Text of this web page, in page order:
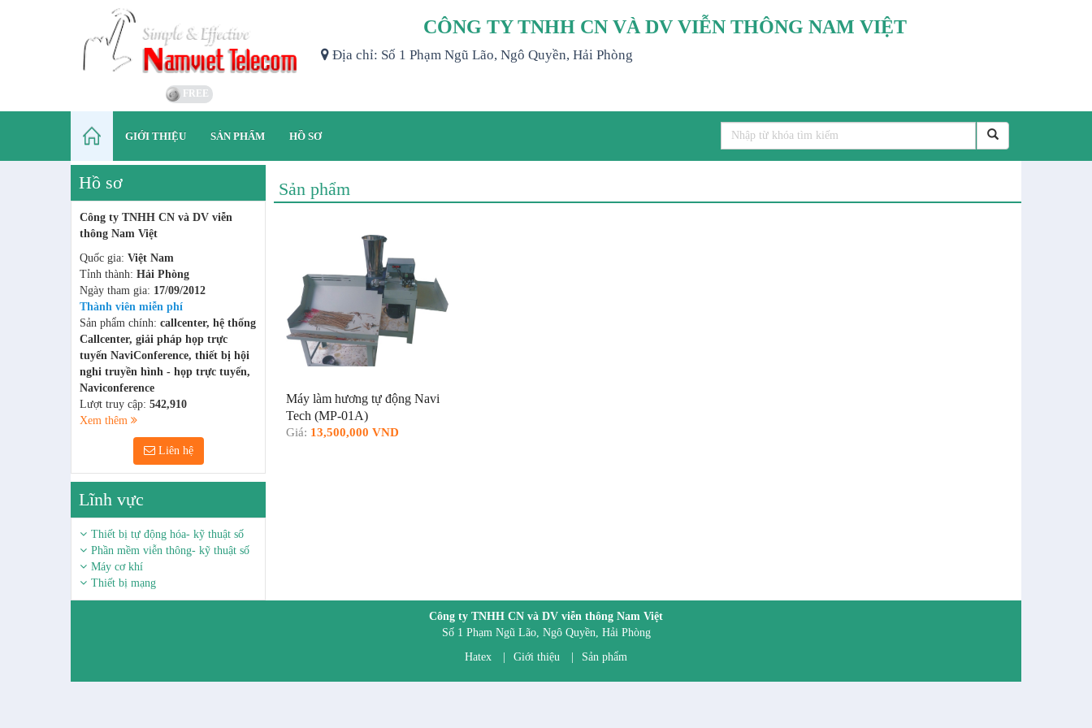
FREE
CÔNG TY TNHH CN VÀ DV VIỄN THÔNG NAM VIỆT
Địa chỉ: Số 1 Phạm Ngũ Lão, Ngô Quyền, Hải Phòng
GIỚI THIỆU SẢN PHẨM HỒ SƠ
Hồ sơ
Công ty TNHH CN và DV viễn
thông Nam Việt
Quốc gia: Việt Nam
Tỉnh thành: Hải Phòng
Ngày tham gia: 17/09/2012
Thành viên miễn phí
Sản phẩm chính: callcenter, hệ thống
Callcenter, giải pháp họp trực
tuyến NaviConference, thiết bị hội
nghi truyền hình - họp trực tuyến,
Naviconference
Lượt truy cập: 542,910
Xem thêm
Liên hệ
Lĩnh vực
Thiết bị tự động hóa- kỹ thuật số
Phần mềm viễn thông- kỹ thuật số
Máy cơ khí
Thiết bị mạng
Sản phẩm
Máy làm hương tự động Navi
Tech (MP-01A)
Giá: 13,500,000 VND
Công ty TNHH CN và DV viễn thông Nam Việt
Số 1 Phạm Ngũ Lão, Ngô Quyền, Hải Phòng
Hatex
Giới thiệu Sản phẩm